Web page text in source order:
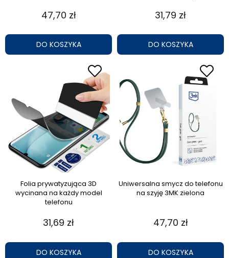
47,70 zł
DO KOSZYKA
31,79 zł
DO KOSZYKA
Folia prywatyzująca 3D
wycinana na każdy model
telefonu
31,69 zł
DO KOSZYKA
Uniwersalna smycz do telefonu
na szyję 3MK zielona
47,70 zł
DO KOSZYKA